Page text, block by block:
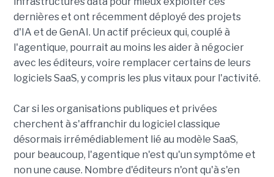
dernières et ont récemment déployé des projets
d'IA et de GenAI. Un actif précieux qui, couplé à
l'agentique, pourrait au moins les aider à négocier
avec les éditeurs, voire remplacer certains de leurs
logiciels SaaS, y compris les plus vitaux pour l'activité.
Car si les organisations publiques et privées
cherchent à s'affranchir du logiciel classique
désormais irrémédiablement lié au modèle SaaS,
pour beaucoup, l'agentique n'est qu'un symptôme et
non une cause. Nombre d'éditeurs n'ont qu'à s'en